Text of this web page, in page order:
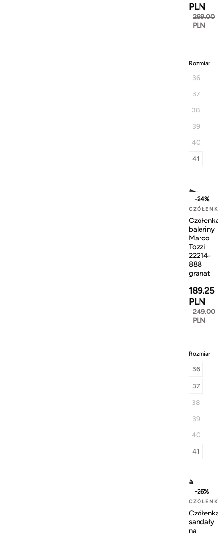
PLN
299.00
PLN
Rozmiar
36
37
38
39
40
41
-24%
baleriny
Marco
Tozzi
22214-
888
granat
189.25
PLN
249.00
PLN
Rozmiar
36
37
38
39
40
41
-26%
sandały
na